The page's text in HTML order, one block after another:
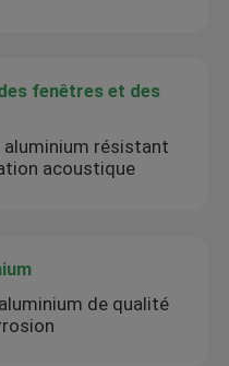
fenêtres et des
aluminium résistant
acoustique
de qualité